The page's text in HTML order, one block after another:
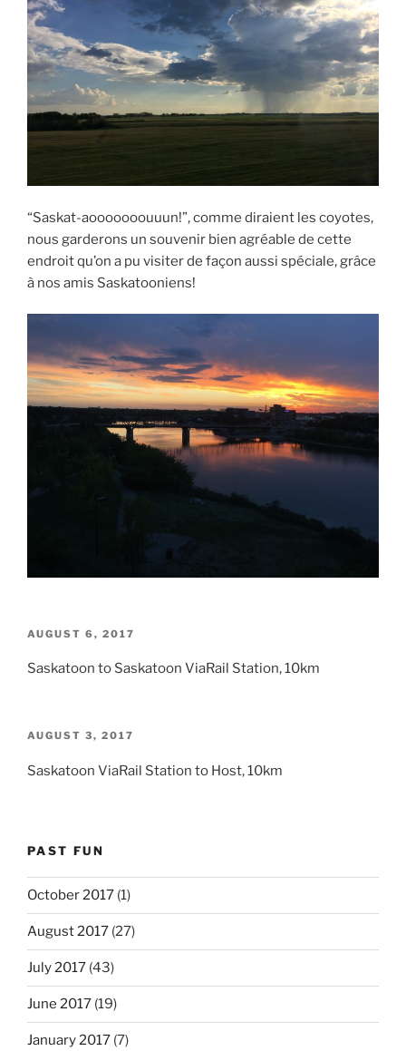
“Saskat-aooooooouuun!”, comme diraient les coyotes,
nous garderons un souvenir bien agréable de cette
endroit qu’on a pu visiter de façon aussi spéciale, grâce
à nos amis Saskatooniens!
POSTED
AUGUST 6, 2017
Saskatoon to Saskatoon ViaRail Station, 10km
POSTED
AUGUST 3, 2017
Saskatoon ViaRail Station to Host, 10km
PAST FUN
October 2017 (1)
August 2017 (27)
July 2017 (43)
June 2017 (19)
January 2017 (7)